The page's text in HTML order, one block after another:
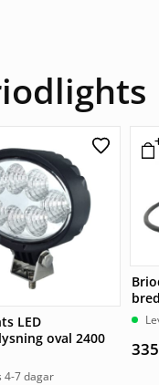
LED
oval 2400
4-7 dagar